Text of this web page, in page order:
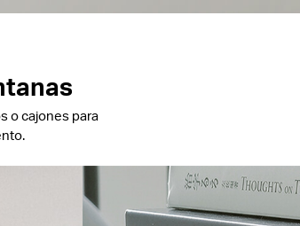
o cajones para